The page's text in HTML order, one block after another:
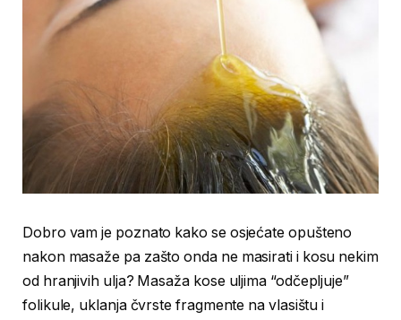
Dobro vam je poznato kako se osjećate opušteno
nakon masaže pa zašto onda ne masirati i kosu nekim
od hranjivih ulja? Masaža kose uljima “odčepljuje”
folikule, uklanja čvrste fragmente na vlasištu i